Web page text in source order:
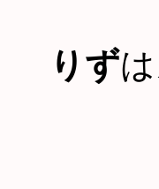
りずは